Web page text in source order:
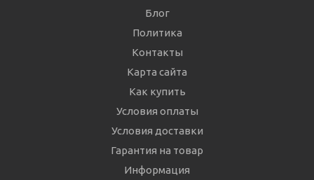
Блог
Политика
Контакты
Карта сайта
Как купить
Условия оплаты
Условия доставки
Гарантия на товар
Информация